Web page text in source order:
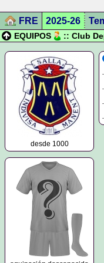
FRE 2025-26
EQUIPOS
:: Club
desde 1000